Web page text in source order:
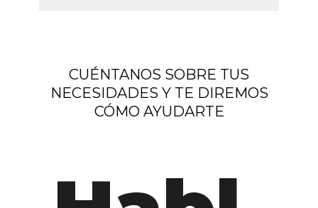
CUÉNTANOS SOBRE TUS
NECESIDADES Y TE DIREMOS
CÓMO AYUDARTE​